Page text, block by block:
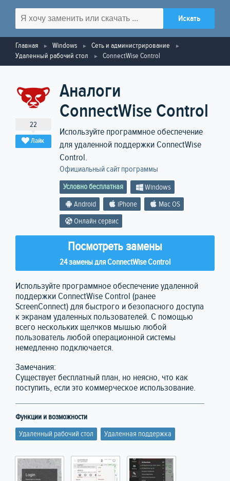
Главная Windows
Сеть и администрирование
Удаленный рабочий стол
ConnectWise Control
22
Лайк
Аналоги
ConnectWise Control
Используйте программное обеспечение
для удаленной поддержки ConnectWise
Control.
Официальный сайт программы
Условно бесплатная
Windows
Android
iPhone
Mac OS
Онлайн сервис
Посмотреть замены
24 замены для ConnectWise Control
Используйте программное обеспечение удаленной
поддержки ConnectWise Control (ранее
ScreenConnect) для быстрого и безопасного доступа
к экранам удаленных пользователей. С помощью
всего нескольких щелчков мышью любой
пользователь любой операционной системы
немедленно подключается.
Замечания:
Существует бесплатный план, но неясно, что как
поступить, если это коммерческое использование.
Функции и возможности
Удаленный рабочий стол
Удаленная поддержка